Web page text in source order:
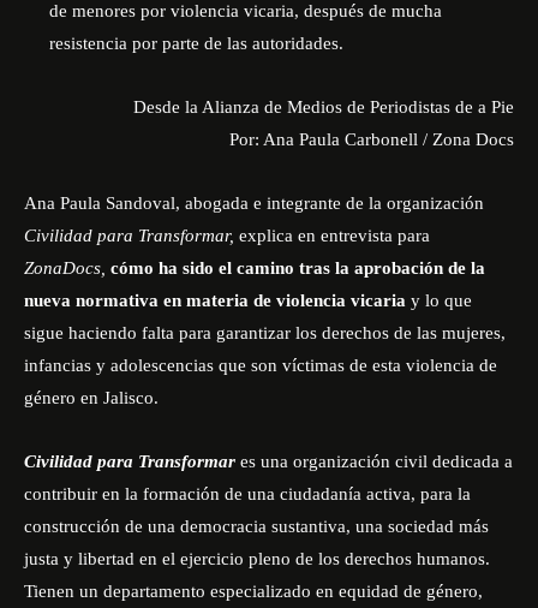
de menores por violencia vicaria, después de mucha
resistencia por parte de las autoridades.
Desde la Alianza de Medios de Periodistas de a Pie
Por: Ana Paula Carbonell / Zona Docs
Ana Paula Sandoval, abogada e integrante de la organización
Civilidad para Transformar, explica en entrevista para
ZonaDocs, cómo ha sido el camino tras la aprobación de la
nueva normativa en materia de violencia vicaria y lo que
sigue haciendo falta para garantizar los derechos de las mujeres,
infancias y adolescencias que son víctimas de esta violencia de
género en Jalisco.
Civilidad para Transformar es una organización civil dedicada a
contribuir en la formación de una ciudadanía activa, para la
construcción de una democracia sustantiva, una sociedad más
justa y libertad en el ejercicio pleno de los derechos humanos.
Tienen un departamento especializado en equidad de género,